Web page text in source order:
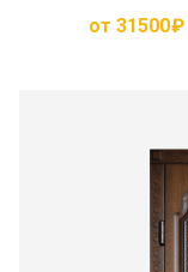
от 31500₽